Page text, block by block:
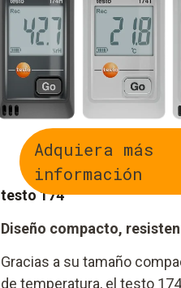
Adquiera más
información
testo 174
Diseño compacto,
Gracias a su tamaño
de temperatura, el testo